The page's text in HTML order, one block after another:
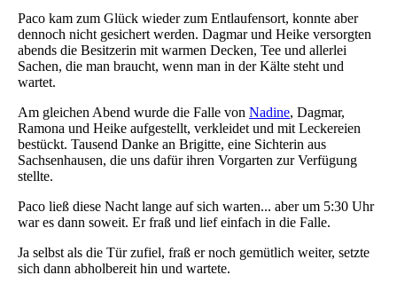
Paco kam zum Glück wieder zum Entlaufensort, konnte aber
dennoch nicht gesichert werden. Dagmar und Heike versorgten
abends die Besitzerin mit warmen Decken, Tee und allerlei
Sachen, die man braucht, wenn man in der Kälte steht und
wartet.
Am gleichen Abend wurde die Falle von Nadine, Dagmar,
Ramona und Heike aufgestellt, verkleidet und mit Leckereien
bestückt. Tausend Danke an Brigitte, eine Sichterin aus
Sachsenhausen, die uns dafür ihren Vorgarten zur Verfügung
stellte.
Paco ließ diese Nacht lange auf sich warten... aber um 5:30 Uhr
war es dann soweit. Er fraß und lief einfach in die Falle.
Ja selbst als die Tür zufiel, fraß er noch gemütlich weiter, setzte
sich dann abholbereit hin und wartete.